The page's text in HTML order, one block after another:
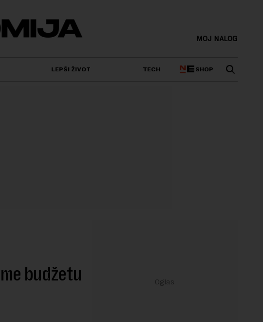
MOJ NALOG
LEPŠI ŽIVOT TECH SHOP
budžetu